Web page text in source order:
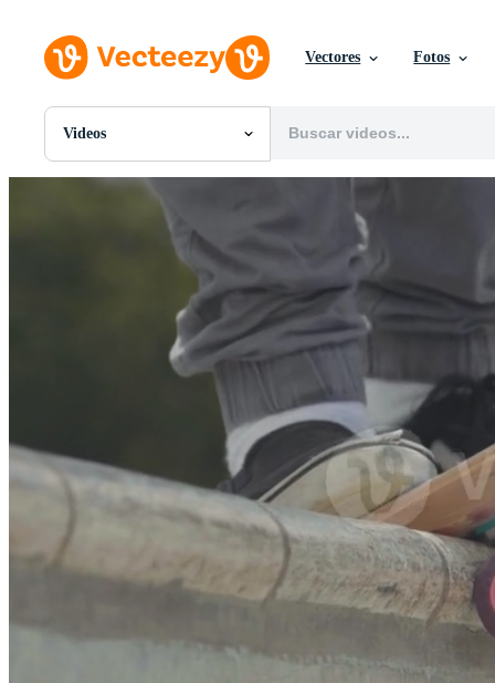
Vectores Fotos
Videos
Todas Imágenes
Fotos
Gráficos en Movimiento
Imágenes Editoriales